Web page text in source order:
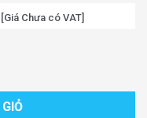
[Giá Chưa có VAT]